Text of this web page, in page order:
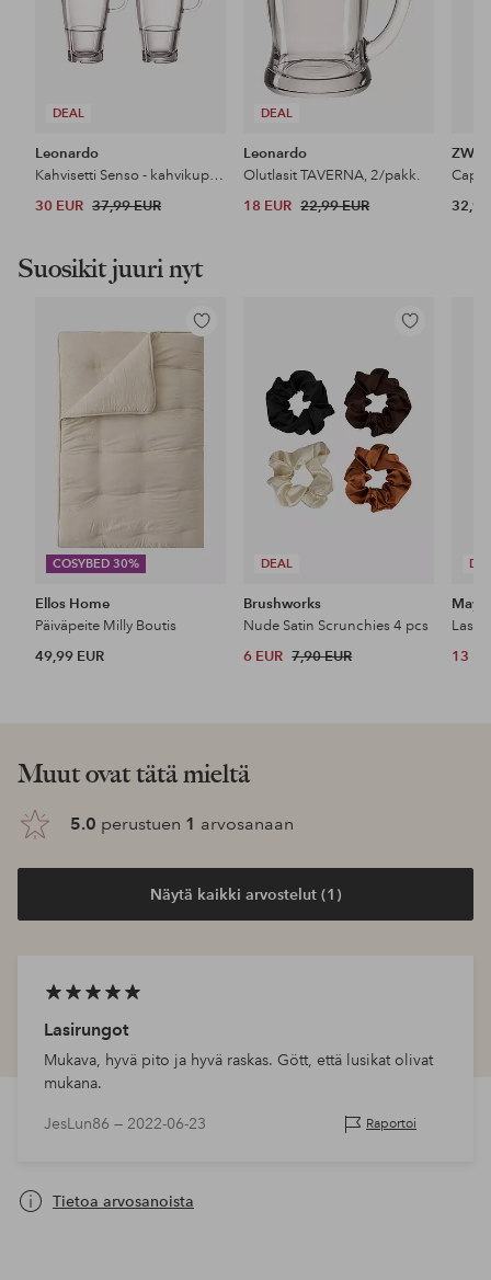
DEAL
Leonardo
Kahvisetti Senso - kahvikupit ja lusikat x 2 - Latte Macchiato
30 EUR 37,99 EUR
DEAL
Leonardo
Olutlasit TAVERNA, 2/pakk.
18 EUR 22,99 EUR 32,95
Suosikit juuri nyt
COSYBED 30%
Lisää
Ellos Home
Päiväpeite Milly Boutis
49,99 EUR
DEAL
Lisää
Brushworks
Nude Satin Scrunchies 4 pcs
6 EUR 7,90 EUR 13
Muut ovat tätä mieltä
5.0 perustuen 1 arvosanaan
Näytä kaikki arvostelut (1)
Lasirungot
Mukava, hyvä pito ja hyvä raskas. Gött, että lusikat olivat
mukana.
JesLun86 — 2022-06-23 Raportoi
Tietoa arvosanoista